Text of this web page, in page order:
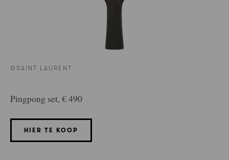
©SAINT LAURENT
Pingpong set, € 490
HIER TE KOOP